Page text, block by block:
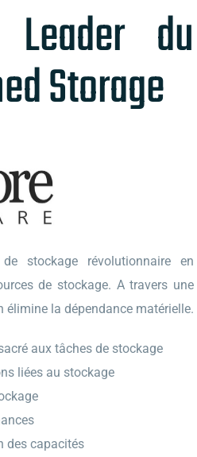
Leader du
Storage
stockage révolutionnaire en
de stockage. A travers une
élimine la dépendance matérielle.
aux tâches de stockage
liées au stockage
des capacités